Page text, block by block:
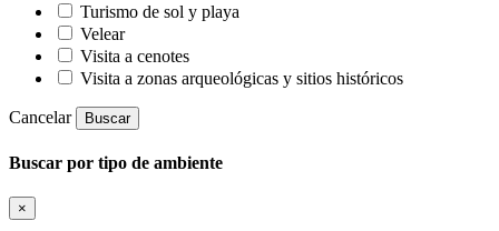
Turismo de sol y playa
Velear
Visita a cenotes
Visita a zonas arqueológicas y sitios históricos
Cancelar Buscar
Buscar por tipo de ambiente
×